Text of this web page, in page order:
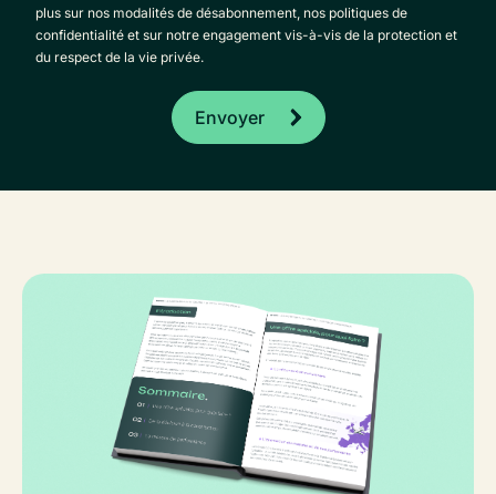
plus sur nos modalités de désabonnement, nos politiques de
confidentialité et sur notre engagement vis-à-vis de la protection et
du respect de la vie privée.